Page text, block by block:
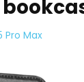
Pro Max